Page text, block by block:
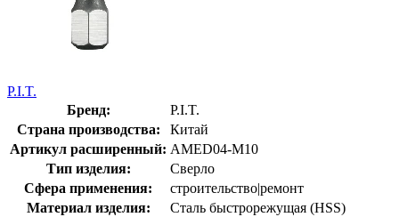
P.I.T.
Бренд:
P.I.T.
Страна производства:
Китай
Артикул расширенный: AMED04-M10
Тип изделия:
Сверло
Сфера применения:
строительство|ремонт
Материал изделия:
Сталь быстрорежущая (HSS)